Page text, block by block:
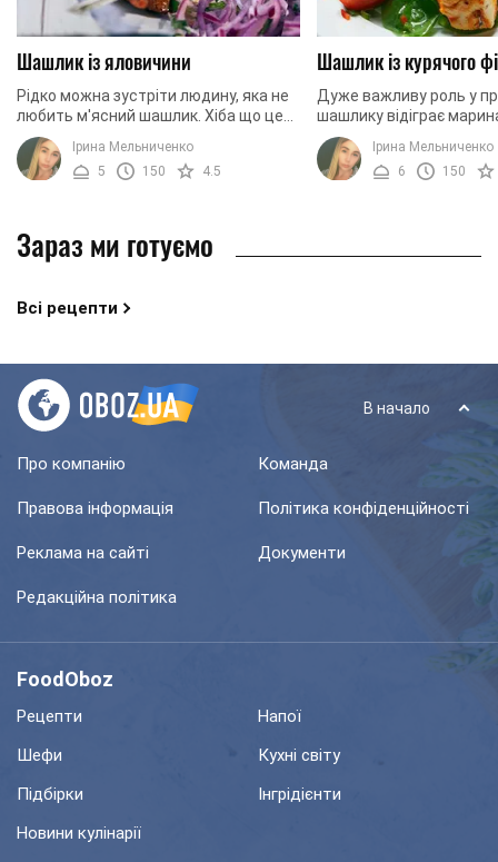
Шашлик із яловичини
Рідко можна зустріти людину, яка не
любить м'ясний шашлик. Хіба що це
стосується вегетаріанців. Але якщо
ви любите м'ясні страви, то, швидше
за все, ...
Ірина Мельниченко
5
150 4.5
Шашлик із курячого
Дуже важливу роль у
шашлику відіграє
йому м'ясо добре
виходить м'яким і
важливо ...
Ірина Мельниченко
6
150
Зараз ми готуємо
Всі рецепти
В начало
Про компанію Команда
Правова інформація Політика конфіденційності
Реклама на сайті Документи
Редакційна політика
FoodOboz
Рецепти
Напої
Шефи
Кухні світу
Підбірки
Інгрідієнти
Новини кулінарії